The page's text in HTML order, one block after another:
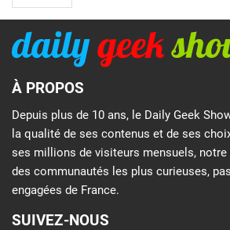
À PROPOS
Depuis plus de 10 ans, le Daily Geek
la qualité de ses contenus et de ses
ses millions de visiteurs mensuels, notre
des communautés les plus curieuses,
engagées de France.
SUIVEZ-NOUS